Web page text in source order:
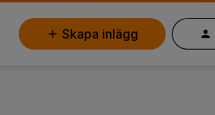
Skapa inlägg